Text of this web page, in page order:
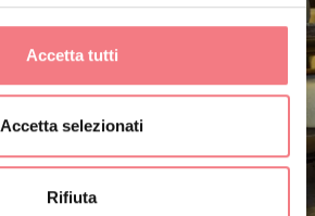
Accetta tutti
Accetta selezionati
Rifiuta